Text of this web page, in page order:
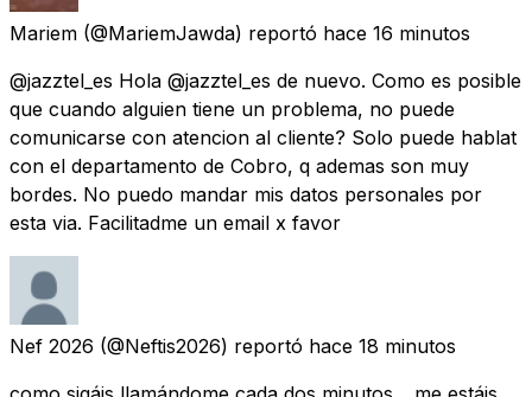
Mariem (@MariemJawda) reportó hace 16 minutos
@jazztel_es Hola @jazztel_es de nuevo. Como es posible
que cuando alguien tiene un problema, no puede
comunicarse con atencion al cliente? Solo puede hablat
con el departamento de Cobro, q ademas son muy
bordes. No puedo mandar mis datos personales por
esta via. Facilitadme un email x favor
Nef 2026 (@Neftis2026) reportó hace 18 minutos